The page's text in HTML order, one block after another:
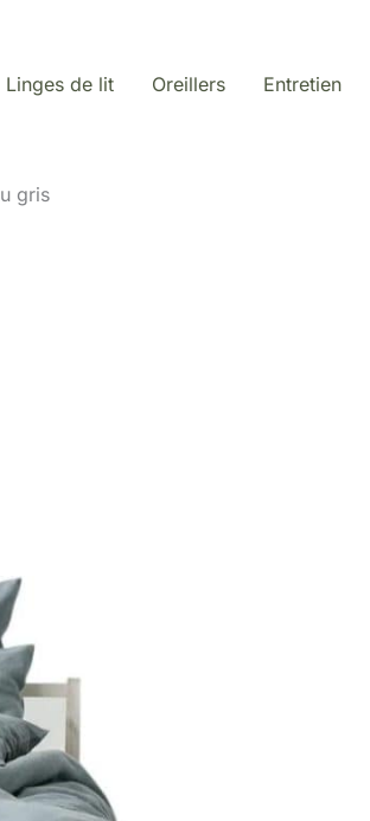
Linges de lit Oreillers Entretien
gris